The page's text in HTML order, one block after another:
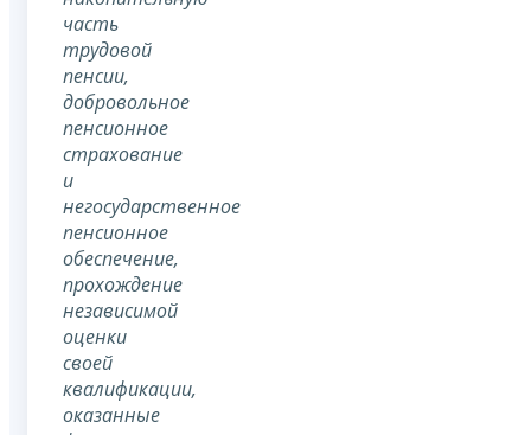
часть
трудовой
пенсии,
добровольное
пенсионное
страхование
и
негосударственное
пенсионное
обеспечение,
прохождение
независимой
оценки
своей
квалификации,
оказанные